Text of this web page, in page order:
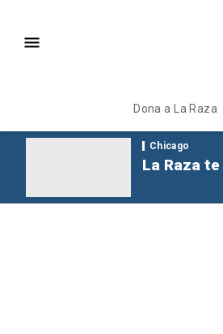
Dona a La Raza
Chicago
La Raza